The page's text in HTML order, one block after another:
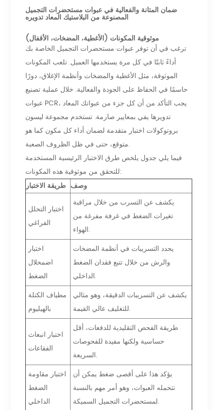
ضمان المتانة والفعالية في عبوات مستحضرات التجميل
المصنوعة من البلاستيك المعاد تدويره
موثوقية المكونات (الأغطية، المضخات، الأقفال)
ترغب في أن توفر عبوات مستحضرات التجميل الخاصة بك
أداءً ثابتًا في كل مرة يستخدمها العميل. تلعب المكونات
الموثوقة، مثل الأغطية والمضخات وأنظمة الإغلاق، دورًا
حاسمًا في الحفاظ على الجودة والفعالية. خلال عملية تصنيع
عبوات PCR، يجب التأكد من أن كل جزء من عبواتك المعاد
تدويرها يفي بمعايير صارمة. تستخدم مجموعة ليسون
بروتوكولات اختبار متقدمة لضمان أداء كل مكون كما هو
متوقع، حتى في ظل الظروف الصعبة.
فيما يلي جدول يلخص طرق الاختبار الرئيسية المستخدمة
للتحقق من موثوقية هذه المكونات:
طريقة الاختبار وصف
اختبار التحلل
الفراغي
يكشف عن التسرب من خلال مراقبة
تغيرات الضغط في غرفة مفرغة من
الهواء.
اختبار
اضمحلال
الضغط
يحدد التسريبات في أنظمة المضخات
والرش من خلال تتبع فقدان الضغط
الداخلي.
مطياف الكتلة
بالهيليوم
يكشف عن التسريبات الدقيقة، وهو مثالي
للتغليف عالي القيمة.
اختبار انبعاث
الفقاعات
طريقة الفحص التقليدية للدفعات، أقل
حساسية ولكنها مفيدة للفحوصات
السريعة.
اختبار مقاومة
الضغط
الداخلي
يؤكد هذا على أقصى ضغط يمكن أن
تتحمله العبوات، وهو أمر مهم بالنسبة
لمستحضرات التجميل السميكة.